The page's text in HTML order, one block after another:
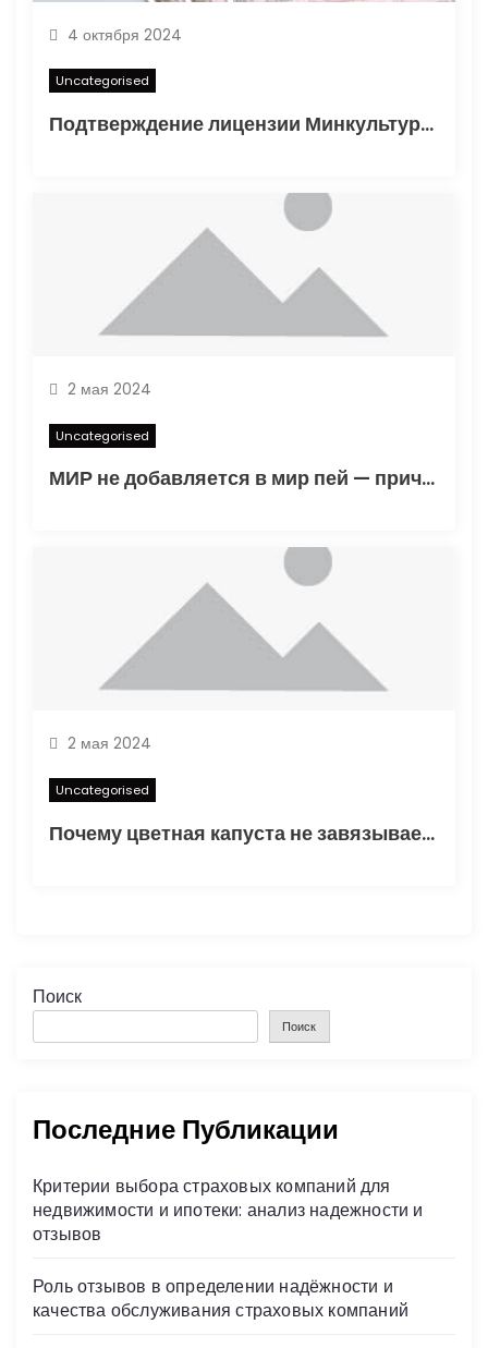
м
4 октября 2024
Uncategorised
Подтверждение лицензии Минкультуры: Важные аспекты и процесс получения
2 мая 2024
Uncategorised
МИР не добавляется в мир пей — причины и решения
2 мая 2024
Uncategorised
Почему цветная капуста не завязывает в открытом грунте — основные факторы и способы решения проблемы
Поиск
Поиск
Последние Публикации
Критерии выбора страховых компаний для
недвижимости и ипотеки: анализ надежности и
отзывов
Роль отзывов в определении надёжности и
качества обслуживания страховых компаний